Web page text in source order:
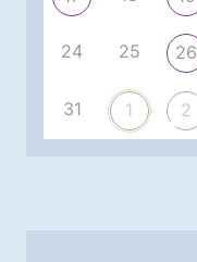
24 25 26
31 1 2